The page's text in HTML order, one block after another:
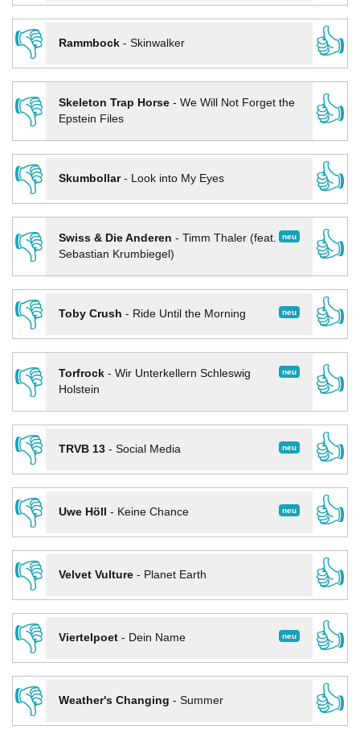
👎
Rammbock- Skinwalker
👍
👎
Skeleton Trap Horse- We Will Not Forget the
Epstein Files
👍
👎
Skumbollar- Look into My Eyes
👍
👎
neu
Swiss & Die Anderen - Timm Thaler (feat.
Sebastian Krumbiegel)
👍
👎
neu
Toby Crush - Ride Until the Morning
👍
👎
neu
Torfrock- Wir Unterkellern Schleswig
Holstein
👍
👎
neu
TRVB 13- Social Media
👍
👎
neu
Uwe Höll - Keine Chance
👍
👎
Velvet Vulture- Planet Earth
👍
👎
neu
Viertelpoet- Dein Name
👍
👎
Weather's Changing - Summer
👍